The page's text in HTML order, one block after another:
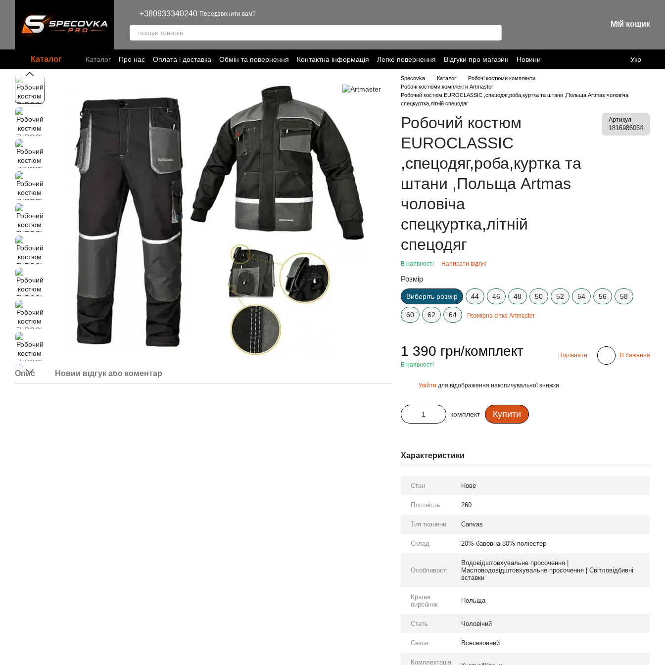
+380933340240 Передзвонити вам?
Мій кошик
Каталог Каталог Про нас Оплата і доставка Обмін та повернення Контактна інформація Легке повернення Відгуки про магазин
Новини
Угода користувача
Політика конфіденціальності
Укр
Опис Новий відгук або коментар
Specovka Каталог
Робочі костюми комплекти
Робочі костюми комплекти Artmaster
Робочий костюм EUROCLASSIC ,спецодяг,роба,куртка та штани ,Польща Artmas чоловіча
спецкуртка,літній спецодяг
Робочий костюм
EUROCLASSIC
,спецодяг,роба,куртка та
штани ,Польща Artmas
чоловіча
спецкуртка,літній
спецодяг
Артикул
1816986064
В наявності Написати відгук
Розмір
Виберіть розмір 44 46 48 50 52 54 56 58
60 62 64 Розмірна сітка Artmaster
1 390 грн/комплект
В наявності
Порівняти В бажання
Увійти для відображення накопичувальної знижки
комплект Купити
Характеристики
Стан Нове
Плотність 260
Тип тканини Canvas
Склад 20% бавовна 80% поліестер
Особливості
Водовідштовхувальне просочення |
Масловодовідштовхувальне просочення | Світловідбивні
вставки
Країна
виробник
Польща
Стать Чоловічий
Сезон Всесезонний
Комплектація